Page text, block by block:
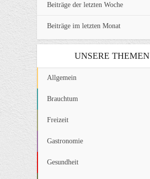
Beiträge der letzten Woche
Beiträge im letzten Monat
UNSERE THEMEN
Allgemein
Brauchtum
Freizeit
Gastronomie
Gesundheit